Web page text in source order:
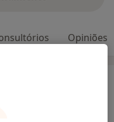
Opiniões
Carreira